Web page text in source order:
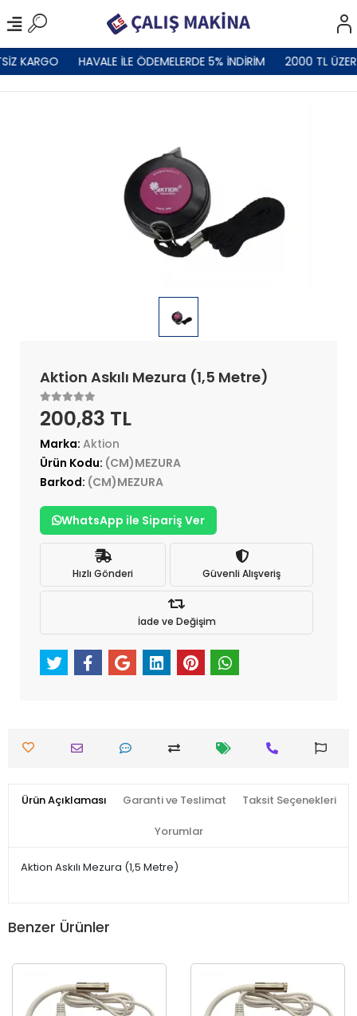
KARGO HAVALE İLE ÖDEMELERDE 5% İNDİRİM 2000 TL
Aktion Askılı Mezura (1,5 Metre)
200,83 TL
Marka: Aktion
Ürün Kodu: (CM)MEZURA
Barkod: (CM)MEZURA
WhatsApp ile Sipariş Ver
Hızlı Gönderi Güvenli Alışveriş
İade ve Değişim
Ürün Açıklaması Garanti ve Teslimat Taksit Seçenekleri
Yorumlar
Aktion Askılı Mezura (1,5 Metre)
Benzer Ürünler